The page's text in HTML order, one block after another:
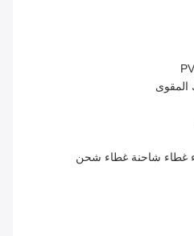
المقوى
غطاء شاحنة غطاء شحن